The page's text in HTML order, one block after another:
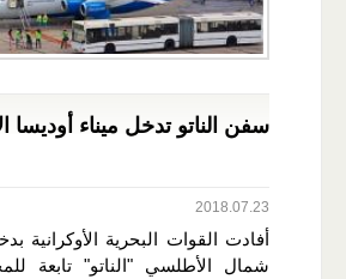
سفن الناتو تدخل ميناء أوديسا
2018.07.23
أفادت القوات البحرية
شمال الأطلسي "الناتو" تابعة